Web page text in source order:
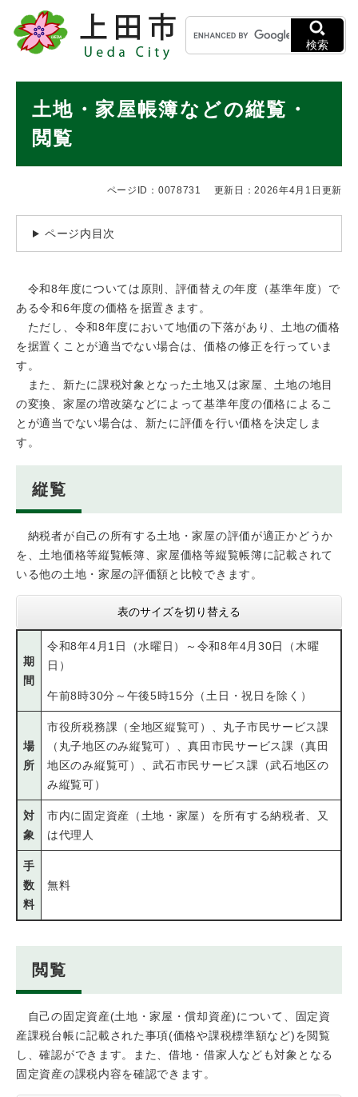
メニューを飛ばして本文へ
キ
ー
ワ
検
索
検索
土地・家屋帳簿などの縦覧・
閲覧
ページID：0078731 更新日：2026年4月1日更新
ページ内目次
令和8年度については原則、評価替えの年度（基準年度）で
ある令和6年度の価格を据置きます。
ただし、令和8年度において地価の下落があり、土地の価格
を据置くことが適当でない場合は、価格の修正を行っていま
す。
また、新たに課税対象となった土地又は家屋、土地の地目
の変換、家屋の増改築などによって基準年度の価格によるこ
とが適当でない場合は、新たに評価を行い価格を決定しま
す。
縦覧
納税者が自己の所有する土地・家屋の評価が適正かどうか
を、土地価格等縦覧帳簿、家屋価格等縦覧帳簿に記載されて
いる他の土地・家屋の評価額と比較できます。
表のサイズを切り替える
期
間
令和8年4月1日（水曜日）～令和8年4月30日（木曜
日）
午前8時30分～午後5時15分（土日・祝日を除く）
場
所
市役所税務課（全地区縦覧可）、丸子市民サービス課
（丸子地区のみ縦覧可）、真田市民サービス課（真田
地区のみ縦覧可）、武石市民サービス課（武石地区の
み縦覧可）
対
象
市内に固定資産（土地・家屋）を所有する納税者、又
は代理人
手
数
料
無料
閲覧
自己の固定資産(土地・家屋・償却資産)について、固定資
産課税台帳に記載された事項(価格や課税標準額など)を閲覧
し、確認ができます。また、借地・借家人なども対象となる
固定資産の課税内容を確認できます。